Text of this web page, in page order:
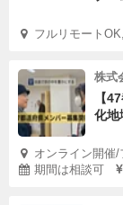
フルリモート
株式
【
化地
オンライン開催
期間は相談可